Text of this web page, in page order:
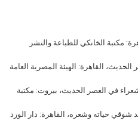
مكتبة الخانكي للطباعة والنشر
القاهرة: الهيئة المصرية العامة
في العصر الحديث، بيروت: مكتبة
شوقي حياته وشعره، القاهرة: دار الورد